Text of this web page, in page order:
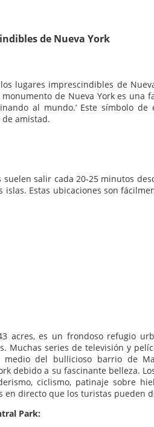
de Nueva York
lugares imprescindibles de
de Nueva York es una
al mundo.’ Este símbolo
de amistad.
salir cada 20-25 minutos
Estas ubicaciones son
acres, es un frondoso refugio
Muchas series de televisión y
del bullicioso barrio de
debido a su fascinante belleza.
ciclismo, patinaje sobre
en directo que los turistas pueden
Park: